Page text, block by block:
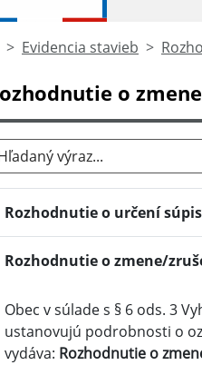
Evidencia stavieb
o
výraz...
Rozhodnutie o určení
Rozhodnutie o zmene/
Obec v súlade s § 6 ods. 3
ustanovujú podrobnosti o
vydáva: Rozhodnutie o